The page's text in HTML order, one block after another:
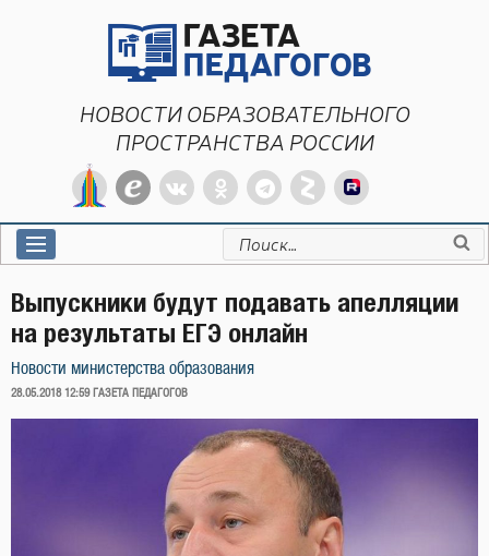
НОВОСТИ ОБРАЗОВАТЕЛЬНОГО
ПРОСТРАНСТВА РОССИИ
Искать:
Выпускники будут подавать апелляции
на результаты ЕГЭ онлайн
Новости министерства образования
ОПУБЛИКОВАНО
28.05.2018 12:59 ГАЗЕТА ПЕДАГОГОВ